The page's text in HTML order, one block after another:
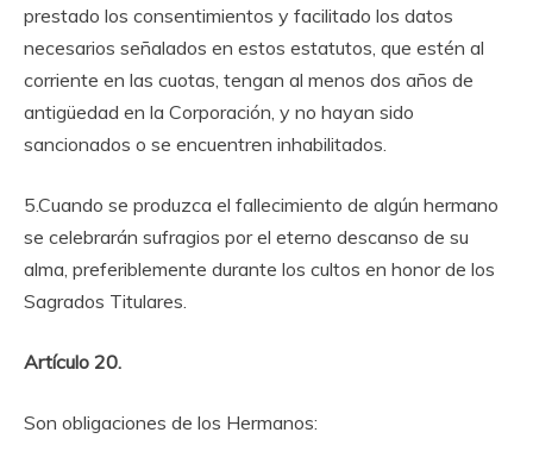
prestado los consentimientos y facilitado los datos
necesarios señalados en estos estatutos, que estén al
corriente en las cuotas, tengan al menos dos años de
antigüedad en la Corporación, y no hayan sido
sancionados o se encuentren inhabilitados.
5.Cuando se produzca el fallecimiento de algún hermano
se celebrarán sufragios por el eterno descanso de su
alma, preferiblemente durante los cultos en honor de los
Sagrados Titulares.
Artículo 20.
Son obligaciones de los Hermanos: